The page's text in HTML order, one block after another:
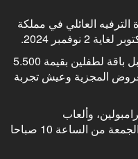
العائلي في مملكة
ويمنح هذا العرض المميز والذي تم إطلاقه خصيصاً للعائلات فرصة اللعب في “جمبولين” في مجمع السيف – مدينة عيسى بمقابل باقة لطفلين بقيمة 5.500
بهذه العروض المجزية وعيش تجربة
وألعاب
المغامرات، وألعاب الرمل حيث يفتح المحل أبوابه من السبت حتى الأربعاء من الساعة 12 ظهرا – 10 مساء ويومي الخميس والجمعة من الساعة 10 صباحا